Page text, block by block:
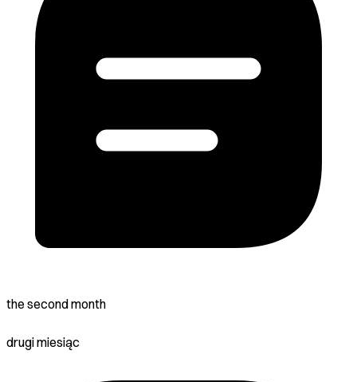
the second month
drugi miesiąc